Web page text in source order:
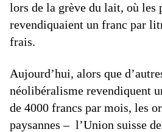
lors de la grève du lait, où les
revendiquaient un franc par
frais.
Aujourd’hui, alors que
néolibéralisme revendiquent
de 4000 francs par mois, les
paysannes – l’Union suisse